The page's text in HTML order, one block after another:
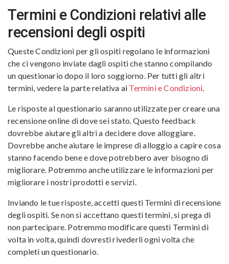
Termini e Condizioni relativi alle
recensioni degli ospiti
Queste Condizioni per gli ospiti regolano le informazioni
che ci vengono inviate dagli ospiti che stanno compilando
un questionario dopo il loro soggiorno. Per tutti gli altri
termini, vedere la parte relativa ai Termini e Condizioni.
Le risposte al questionario saranno utilizzate per creare una
recensione online di dove sei stato. Questo feedback
dovrebbe aiutare gli altri a decidere dove alloggiare.
Dovrebbe anche aiutare le imprese di alloggio a capire cosa
stanno facendo bene e dove potrebbero aver bisogno di
migliorare. Potremmo anche utilizzare le informazioni per
migliorare i nostri prodotti e servizi.
Inviando le tue risposte, accetti questi Termini di recensione
degli ospiti. Se non si accettano questi termini, si prega di
non partecipare. Potremmo modificare questi Termini di
volta in volta, quindi dovresti rivederli ogni volta che
completi un questionario.